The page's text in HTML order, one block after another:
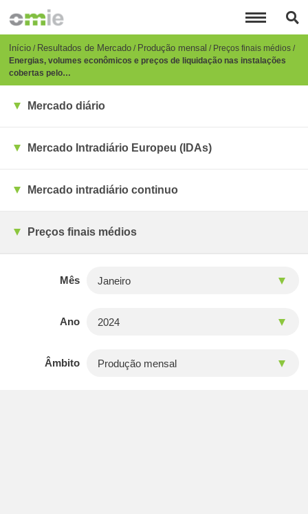
para
conteúdo
principal
Breadcrumb
Início Resultados de Mercado Produção mensal
Preços finais médios
Energias, volumes econômicos e preços de liquidação nas instalações
cobertas pelo…
Mercado diário
Mercado Intradiário Europeu (IDAs)
Mercado intradiário continuo
Preços finais médios
Mês
Ano
Âmbito